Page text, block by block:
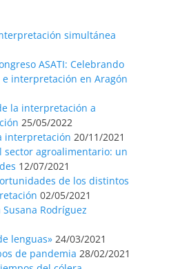
simultánea
ASATI: Celebrando
interpretación en Aragón
la interpretación a
25/05/2022
interpretación 20/11/2021
sector agroalimentario: un
12/07/2021
de los distintos
02/05/2021
Rodríguez
lenguas» 24/03/2021
de pandemia 28/02/2021